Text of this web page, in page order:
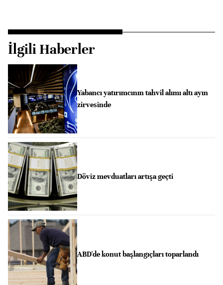
İlgili Haberler
Yabancı yatırımcının tahvil alımı altı ayın
zirvesinde
Döviz mevduatları artışa geçti
ABD'de konut başlangıçları toparlandı